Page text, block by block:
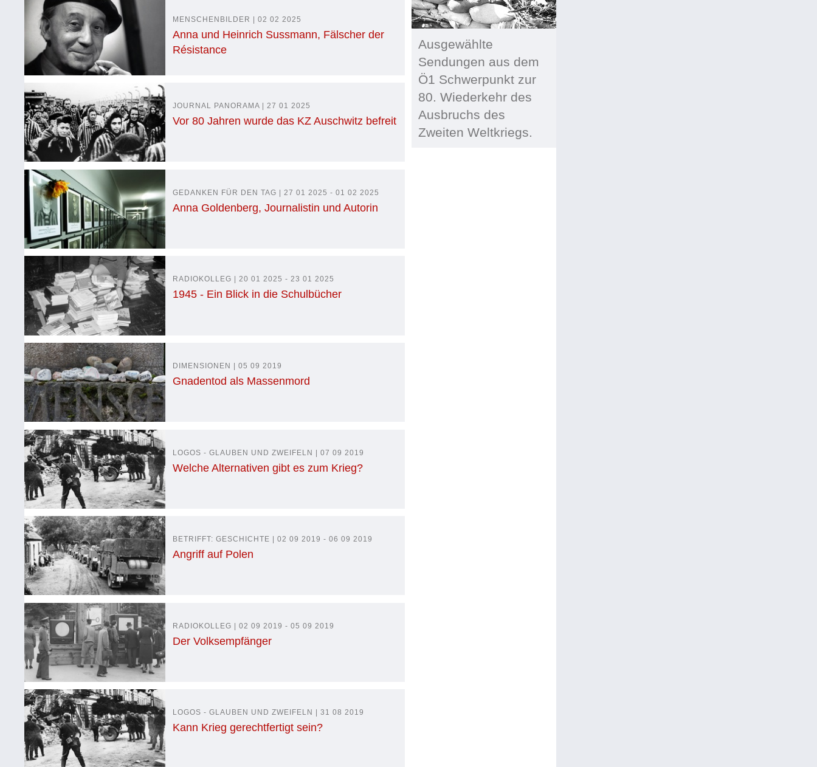
Ausgewählte
Sendungen aus dem
Ö1 Schwerpunkt zur
80. Wiederkehr des
Ausbruchs des
Zweiten Weltkriegs.
MENSCHENBILDER | 02 02 2025
Anna und Heinrich Sussmann, Fälscher der
Résistance
JOURNAL PANORAMA | 27 01 2025
Vor 80 Jahren wurde das KZ Auschwitz befreit
GEDANKEN FÜR DEN TAG | 27 01 2025 - 01 02 2025
Anna Goldenberg, Journalistin und Autorin
RADIOKOLLEG | 20 01 2025 - 23 01 2025
1945 - Ein Blick in die Schulbücher
DIMENSIONEN | 05 09 2019
Gnadentod als Massenmord
LOGOS - GLAUBEN UND ZWEIFELN | 07 09 2019
Welche Alternativen gibt es zum Krieg?
BETRIFFT: GESCHICHTE | 02 09 2019 - 06 09 2019
Angriff auf Polen
RADIOKOLLEG | 02 09 2019 - 05 09 2019
Der Volksempfänger
LOGOS - GLAUBEN UND ZWEIFELN | 31 08 2019
Kann Krieg gerechtfertigt sein?